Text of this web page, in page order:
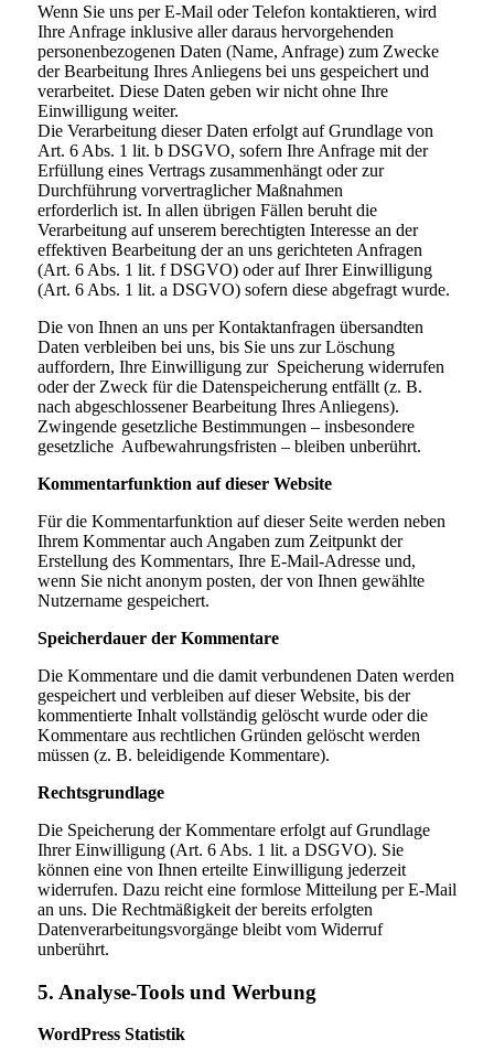
Wenn Sie uns per E-Mail oder Telefon kontaktieren, wird
Ihre Anfrage inklusive aller daraus hervorgehenden
personenbezogenen Daten (Name, Anfrage) zum Zwecke
der Bearbeitung Ihres Anliegens bei uns gespeichert und
verarbeitet. Diese Daten geben wir nicht ohne Ihre
Einwilligung weiter.
Die Verarbeitung dieser Daten erfolgt auf Grundlage von
Art. 6 Abs. 1 lit. b DSGVO, sofern Ihre Anfrage mit der
Erfüllung eines Vertrags zusammenhängt oder zur
Durchführung vorvertraglicher Maßnahmen
erforderlich ist. In allen übrigen Fällen beruht die
Verarbeitung auf unserem berechtigten Interesse an der
effektiven Bearbeitung der an uns gerichteten Anfragen
(Art. 6 Abs. 1 lit. f DSGVO) oder auf Ihrer Einwilligung
(Art. 6 Abs. 1 lit. a DSGVO) sofern diese abgefragt wurde.
Die von Ihnen an uns per Kontaktanfragen übersandten
Daten verbleiben bei uns, bis Sie uns zur Löschung
auffordern, Ihre Einwilligung zur Speicherung widerrufen
oder der Zweck für die Datenspeicherung entfällt (z. B.
nach abgeschlossener Bearbeitung Ihres Anliegens).
Zwingende gesetzliche Bestimmungen – insbesondere
gesetzliche Aufbewahrungsfristen – bleiben unberührt.
Kommentarfunktion auf dieser Website
Für die Kommentarfunktion auf dieser Seite werden neben
Ihrem Kommentar auch Angaben zum Zeitpunkt der
Erstellung des Kommentars, Ihre E-Mail-Adresse und,
wenn Sie nicht anonym posten, der von Ihnen gewählte
Nutzername gespeichert.
Speicherdauer der Kommentare
Die Kommentare und die damit verbundenen Daten werden
gespeichert und verbleiben auf dieser Website, bis der
kommentierte Inhalt vollständig gelöscht wurde oder die
Kommentare aus rechtlichen Gründen gelöscht werden
müssen (z. B. beleidigende Kommentare).
Rechtsgrundlage
Die Speicherung der Kommentare erfolgt auf Grundlage
Ihrer Einwilligung (Art. 6 Abs. 1 lit. a DSGVO). Sie
können eine von Ihnen erteilte Einwilligung jederzeit
widerrufen. Dazu reicht eine formlose Mitteilung per E-Mail
an uns. Die Rechtmäßigkeit der bereits erfolgten
Datenverarbeitungsvorgänge bleibt vom Widerruf
unberührt.
5. Analyse-Tools und Werbung
WordPress Statistik